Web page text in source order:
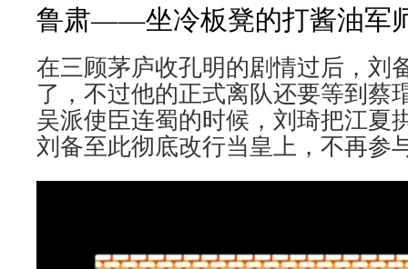
鲁肃——坐冷板凳的打酱油军
在三顾茅庐收孔明的剧情过后，刘
了，不过他的正式离队还要等到蔡
吴派使臣连蜀的时候，刘琦把江夏
刘备至此彻底改行当皇上，不再参